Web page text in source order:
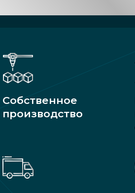
Собственное
производство